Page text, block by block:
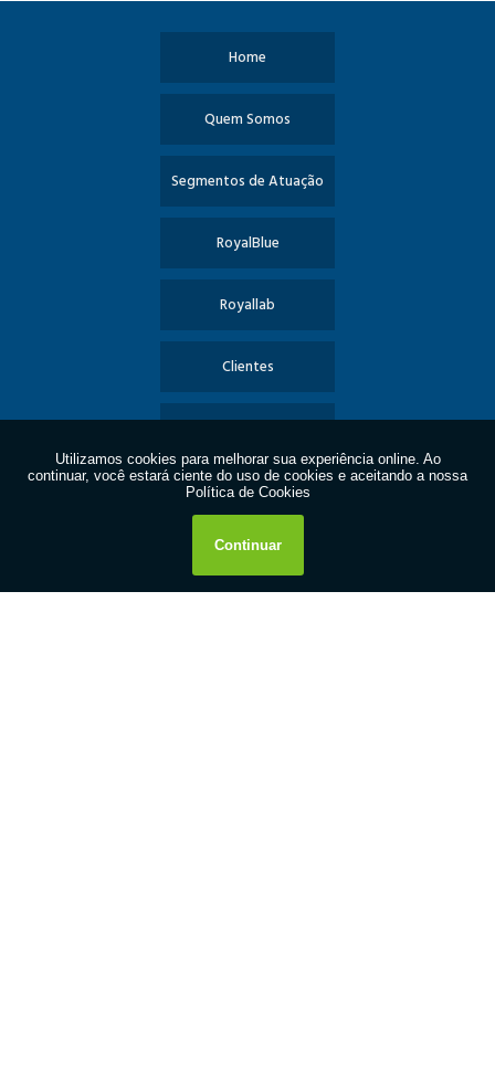
Home
Quem Somos
Segmentos de Atuação
RoyalBlue
Royallab
Clientes
Contato
Política de Privacidade